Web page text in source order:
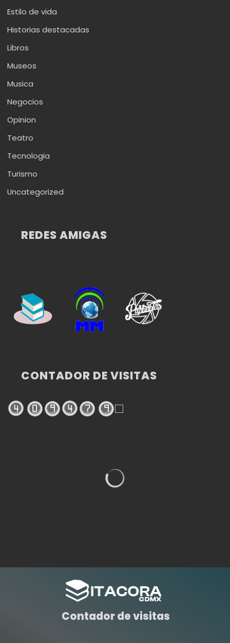
Estilo de vida
Historias destacadas
Libros
Museos
Musica
Negocios
Opinion
Teatro
Tecnologia
Turismo
Uncategorized
REDES AMIGAS
CONTADOR DE VISITAS
Contador de visitas